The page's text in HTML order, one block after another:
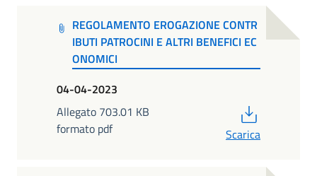
REGOLAMENTO EROGAZIONE CONTR
IBUTI PATROCINI E ALTRI BENEFICI EC
ONOMICI
04-04-2023
Allegato 703.01 KB
formato pdf
Scarica